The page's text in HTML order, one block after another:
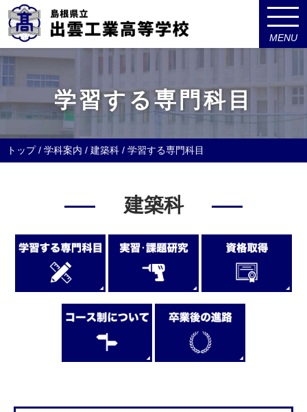
このページの本文へ
MENU
学習する専門科目
現
トップ/ 学科案内 / 建築科 / 学習する専門科目
建築科